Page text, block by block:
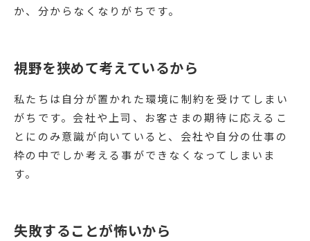
か、分からなくなりがちです。
視野を狭めて考えているから
私たちは自分が置かれた環境に制約を受けてしまい
がちです。会社や上司、お客さまの期待に応えるこ
とにのみ意識が向いていると、会社や自分の仕事の
枠の中でしか考える事ができなくなってしまいま
す。
失敗することが怖いから